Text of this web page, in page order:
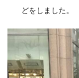
どをしました。